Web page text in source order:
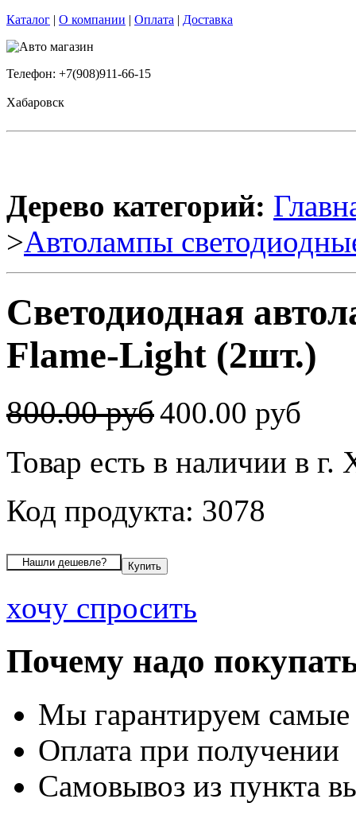
Каталог | О компании | Оплата | Доставка
Телефон: +7(908)911-66-15
Хабаровск
Дерево категорий:
>Автолампы
Светодиодная
Flame-Light (2шт.)
800.00 руб400.00 руб
Товар есть в наличии в г.
Код продукта: 3078
хочу спросить
Почему надо
Мы гарантируем
Оплата при получении
Самовывоз из пункта